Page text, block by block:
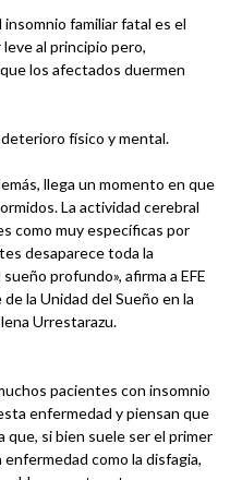
familiar fatal es el
al principio pero,
los afectados duermen
físico y mental.
llega un momento en que
La actividad cerebral
como muy específicas por
desaparece toda la
profundo», afirma a EFE
la Unidad del Sueño en la
Urrestarazu.
pacientes con insomnio
enfermedad y piensan que
que, si bien suele ser el primer
como la disfagia,